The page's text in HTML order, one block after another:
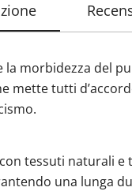
la morbidezza del
mette tutti
tessuti naturali
una lunga